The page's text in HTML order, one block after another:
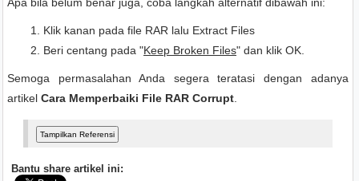
Klik kanan pada file RAR lalu Extract Files
Beri centang pada "Keep Broken Files" dan klik OK.
Semoga permasalahan Anda segera teratasi dengan adanya
artikel Cara Memperbaiki File RAR Corrupt
Bantu share artikel ini: